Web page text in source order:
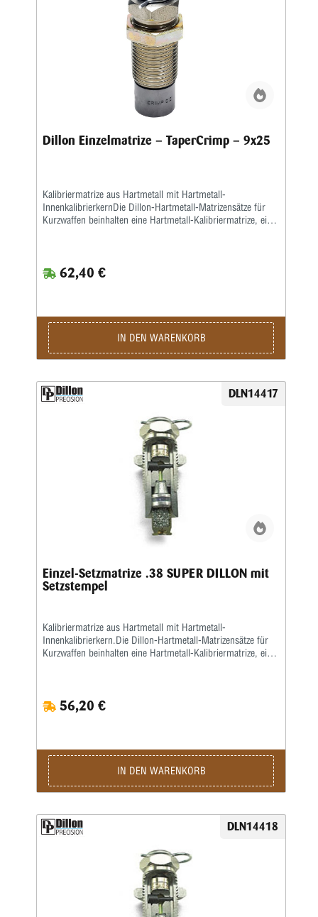
Dillon Einzelmatrize – TaperCrimp – 9x25
Kalibriermatrize aus Hartmetall mit Hartmetall-
InnenkalibrierkernDie Dillon-Hartmetall-Matrizensätze für
Kurzwaffen beinhalten eine Hartmetall-Kalibriermatrize, eine
dem Pulverfüllen in einem Arbeitsgang geschieht.Sollten Sie
Dillon-Matrizensätze in einer Einstationen-Presse benutzen,
62,40 €
IN DEN WARENKORB
DLN14417
Einzel-Setzmatrize .38 SUPER DILLON mit
Setzstempel
Kalibriermatrize aus Hartmetall mit Hartmetall-
Innenkalibrierkern.Die Dillon-Hartmetall-Matrizensätze für
Kurzwaffen beinhalten eine Hartmetall-Kalibriermatrize, eine
Pulverfüllen in einem Arbeitsgang geschieht. Sollten Sie
Dillon-Matrizensätze in einer Einstationen-Presse benutzen,
56,20 €
IN DEN WARENKORB
DLN14418